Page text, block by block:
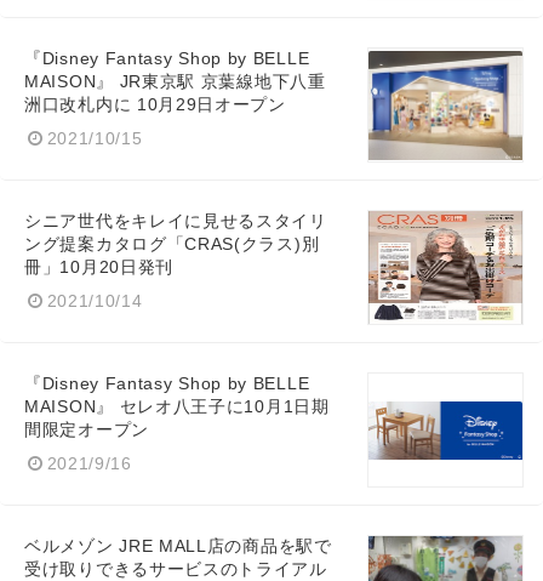
『Disney Fantasy Shop by BELLE
MAISON』 JR東京駅 京葉線地下八重
洲口改札内に 10月29日オープン
2021/10/15
シニア世代をキレイに見せるスタイリ
ング提案カタログ「CRAS(クラス)別
冊」10月20日発刊
2021/10/14
『Disney Fantasy Shop by BELLE
MAISON』 セレオ八王子に10月1日期
間限定オープン
2021/9/16
ベルメゾン JRE MALL店の商品を駅で
受け取りできるサービスのトライアル